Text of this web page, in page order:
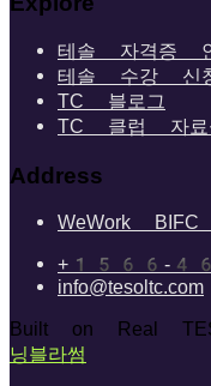
테솔 자격증
테솔 수강 신
TC 블로그
TC 클럽 자료
Address
WeWork BIFC
+1566-
info@tesoltc.com
Built on Real
닝블라썸